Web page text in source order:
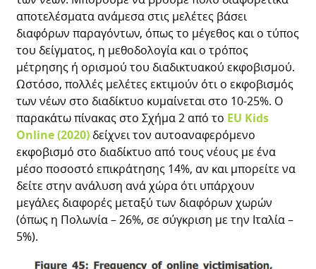
αποτελέσματα ανάμεσα στις μελέτες βάσει
διαφόρων παραγόντων, όπως το μέγεθος και ο τύπος
του δείγματος, η μεθοδολογία και ο τρόπος
μέτρησης ή ορισμού του διαδικτυακού εκφοβισμού.
Ωστόσο, πολλές μελέτες εκτιμούν ότι ο εκφοβισμός
των νέων στο διαδίκτυο κυμαίνεται στο 10-25%. Ο
παρακάτω πίνακας στο Σχήμα 2 από το EU Kids
Online (2020) δείχνει τον αυτοαναφερόμενο
εκφοβισμό στο διαδίκτυο από τους νέους με ένα
μέσο ποσοστό επικράτησης 14%, αν και μπορείτε να
δείτε στην ανάλυση ανά χώρα ότι υπάρχουν
μεγάλες διαφορές μεταξύ των διαφόρων χωρών
(όπως η Πολωνία – 26%, σε σύγκριση με την Ιταλία –
5%).